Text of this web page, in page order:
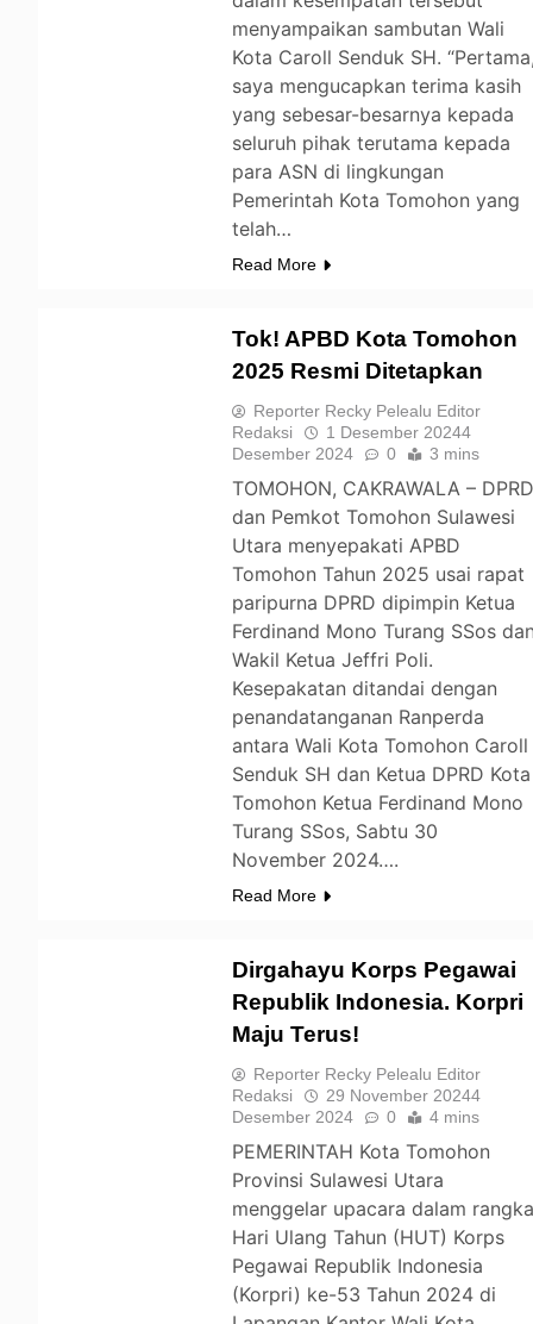
menyampaikan sambutan Wali
Kota Caroll Senduk SH.
saya mengucapkan terima kasih
yang sebesar-besarnya kepada
seluruh pihak terutama kepada
para ASN di lingkungan
Pemerintah Kota Tomohon yang
telah…
Read More
Tok! APBD Kota Tomohon
2025 Resmi Ditetapkan
Reporter Recky Pelealu Editor
Redaksi
1 Desember 20244
Desember 2024
0 3 mins
TOMOHON, CAKRAWALA –
dan Pemkot Tomohon Sulawesi
Utara menyepakati APBD
Tomohon Tahun 2025 usai rapat
paripurna DPRD dipimpin Ketua
Ferdinand Mono Turang SSos
Wakil Ketua Jeffri Poli.
Kesepakatan ditandai dengan
penandatanganan Ranperda
antara Wali Kota Tomohon Caroll
Senduk SH dan Ketua DPRD Kota
Tomohon Ketua Ferdinand Mono
Turang SSos, Sabtu 30
November 2024….
Read More
Dirgahayu Korps Pegawai
Republik Indonesia. Korpri
Maju Terus!
Reporter Recky Pelealu Editor
Redaksi
29 November 20244
Desember 2024
0 4 mins
PEMERINTAH Kota Tomohon
Provinsi Sulawesi Utara
menggelar upacara dalam
Hari Ulang Tahun (HUT) Korps
Pegawai Republik Indonesia
(Korpri) ke-53 Tahun 2024 di